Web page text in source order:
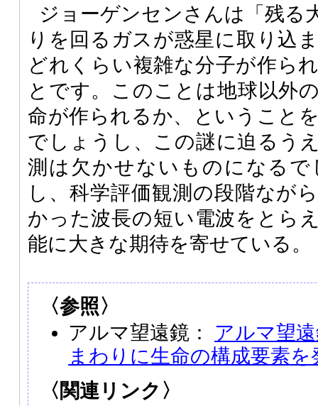
ジョーゲンセンさんは「残る
りを回るガスが惑星に取り込
どれくらい複雑な分子が作ら
とです。このことは地球以外
命が作られるか、ということ
でしょうし、この謎に迫るう
測は欠かせないものになる
し、科学評価観測の段階なが
かった波長の短い電波をとら
能に大きな期待を寄せている。
〈参照〉
アルマ望遠鏡： アルマ望
まわりに生命の構成要素を
〈関連リンク〉